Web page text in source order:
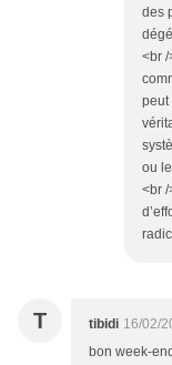
des
<br /
peut
ou
<br /
T tibidi 16/02/
bon week-